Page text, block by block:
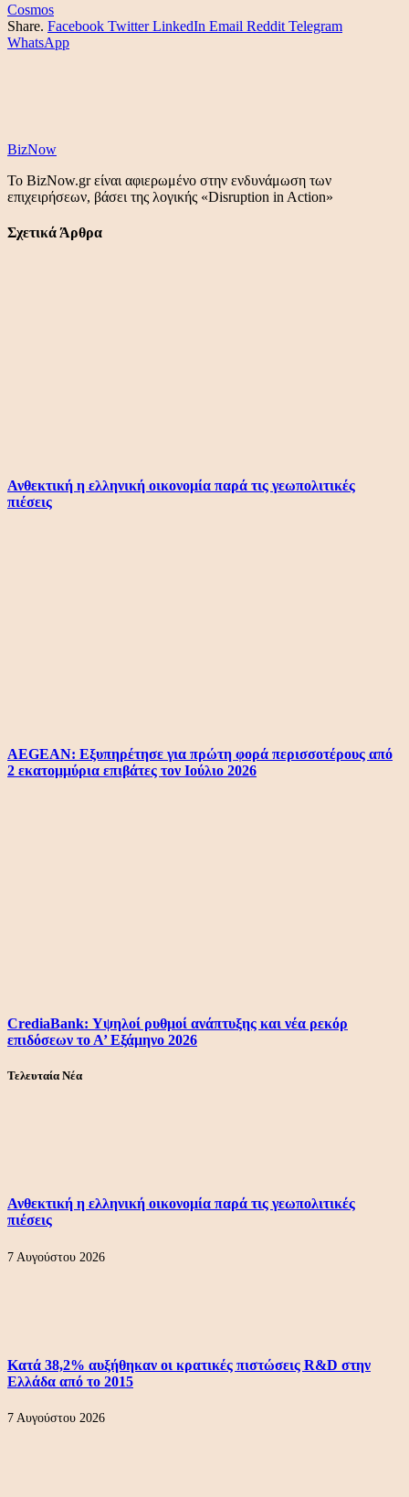
Cosmos
Share. Facebook Twitter LinkedIn Email Reddit Telegram
WhatsApp
BizNow
Το BizNow.gr είναι αφιερωμένο στην ενδυνάμωση των
επιχειρήσεων, βάσει της λογικής «Disruption in Action»
Σχετικά Άρθρα
Ανθεκτική η ελληνική οικονομία παρά τις γεωπολιτικές
πιέσεις
AEGEAN: Εξυπηρέτησε για πρώτη φορά περισσοτέρους από
2 εκατομμύρια επιβάτες τον Ιούλιο 2026
CrediaBank: Υψηλοί ρυθμοί ανάπτυξης και νέα ρεκόρ
επιδόσεων το Α’ Εξάμηνο 2026
Τελευταία Νέα
Ανθεκτική η ελληνική οικονομία παρά τις γεωπολιτικές
πιέσεις
7 Αυγούστου 2026
Κατά 38,2% αυξήθηκαν οι κρατικές πιστώσεις R&D στην
Ελλάδα από το 2015
7 Αυγούστου 2026